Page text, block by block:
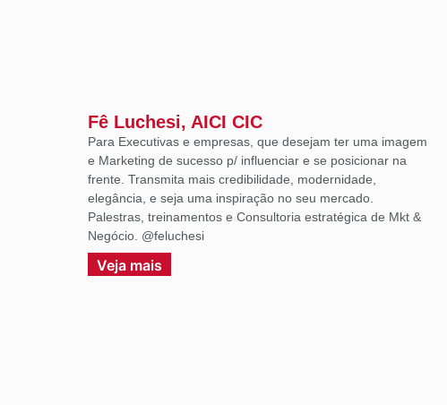
Fê Luchesi, AICI CIC
Para Executivas e empresas, que desejam ter uma imagem
e Marketing de sucesso p/ influenciar e se posicionar na
frente. Transmita mais credibilidade, modernidade,
elegância, e seja uma inspiração no seu mercado.
Palestras, treinamentos e Consultoria estratégica de Mkt &
Negócio. @feluchesi
Veja mais